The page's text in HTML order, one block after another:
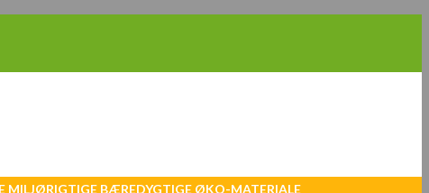
MILJØRIGTIGE BÆREDYGTIGE ØKO-MATERIALE